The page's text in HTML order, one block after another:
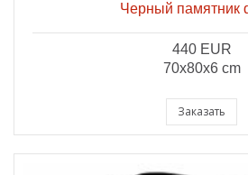
Черный памятник
440 EUR
70x80x6 cm
Заказать